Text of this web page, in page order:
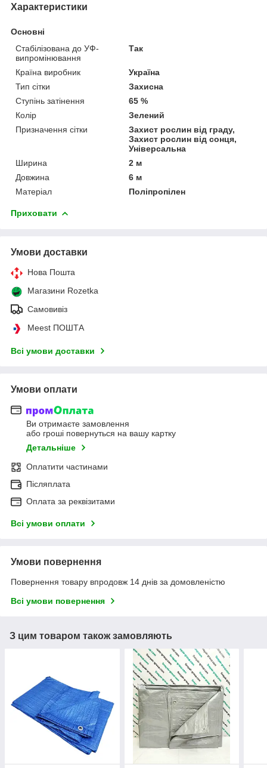
Характеристики
Основні
Стабілізована до УФ-
випромінювання
Так
Країна виробник
Україна
Тип сітки
Захисна
Ступінь затінення
65 %
Колір
Зелений
Призначення сітки
Захист рослин від граду,
Захист рослин від сонця,
Універсальна
Ширина
2 м
Довжина
6 м
Матеріал
Поліпропілен
Приховати
Умови доставки
Нова Пошта
Магазини Rozetka
Самовивіз
Meest ПОШТА
Всі умови доставки
Умови оплати
Ви отримаєте замовлення
або гроші повернуться на вашу картку
Детальніше
Оплатити частинами
Післяплата
Оплата за реквізитами
Всі умови оплати
Умови повернення
Повернення товару впродовж 14 днів за домовленістю
Всі умови повернення
З цим товаром також замовляють